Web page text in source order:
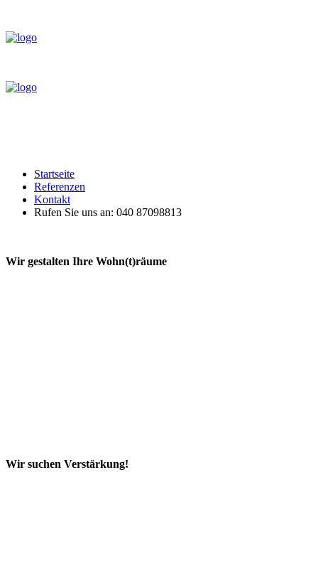
Startseite
Referenzen
Kontakt
Rufen Sie uns an: 040 87098813
Wir gestalten Ihre Wohn(t)räume
Wir suchen Verstärkung!